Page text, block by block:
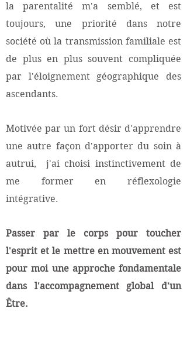
la parentalité m'a semblé, et est
toujours, une priorité dans notre
société où la transmission familiale est
de plus en plus souvent compliquée
par l'éloignement géographique des
ascendants.
Motivée par un fort désir d'apprendre
une autre façon d'apporter du soin à
autrui, j'ai choisi instinctivement de
me former en réflexologie
intégrative.
Passer par le corps pour toucher
l'esprit et le mettre en mouvement est
pour moi une approche fondamentale
dans l'accompagnement global d'un
Être.